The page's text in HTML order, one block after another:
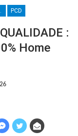
PCD
:
Home